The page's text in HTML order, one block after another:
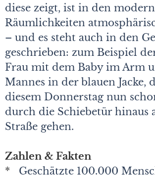
diese zeigt, ist in den
Räumlichkeiten
– und es steht auch in den
geschrieben: zum Beispiel
Frau mit dem Baby im Arm
Mannes in der blauen Jacke,
diesem Donnerstag nun
durch die Schiebetür hinaus
Straße gehen.
Zahlen & Fakten
* Geschätzte 100.000